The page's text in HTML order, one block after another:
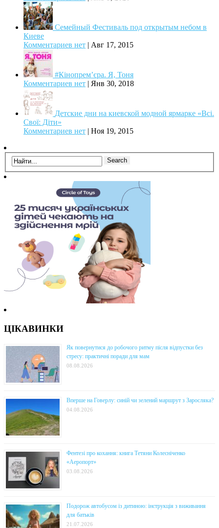
Семейный Фестиваль под открытым небом в
Киеве
Комментариев нет | Авг 17, 2015
#Кінопрем’єра. Я, Тоня
Комментариев нет | Янв 30, 2018
Детские дни на киевской модной ярмарке «Всі.
Свої: Діти»
Комментариев нет | Ноя 19, 2015
ЦІКАВИНКИ
Як повернутися до робочого ритму після відпустки без
стресу: практичні поради для мам
08.08.2026
Вперше на Говерлу: синій чи зелений маршрут з Заросляка?
04.08.2026
Фентезі про кохання: книга Тетяни Колесніченко
«Аеропорт»
03.08.2026
Подорож автобусом із дитиною: інструкція з виживання
для батьків
21.07.2026